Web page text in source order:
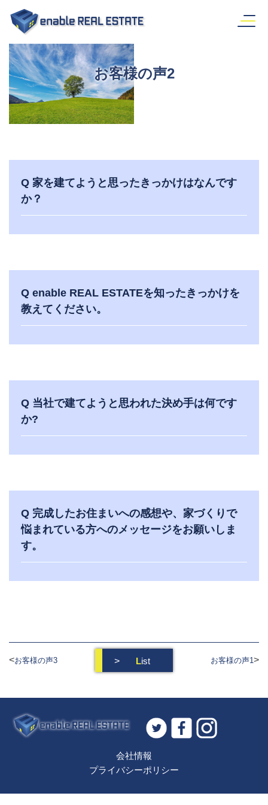
Skip
content
お客様の声2
Q 家を建てようと思ったきっかけはなんです
か？
Q enable REAL ESTATEを知ったきっかけを
教えてください。
Q 当社で建てようと思われた決め手は何です
か?
Q 完成したお住まいへの感想や、家づくりで
悩まれている方へのメッセージをお願いしま
す。
<お客様の声3 お客様の声1 >
> List
会社情報
プライバシーポリシー